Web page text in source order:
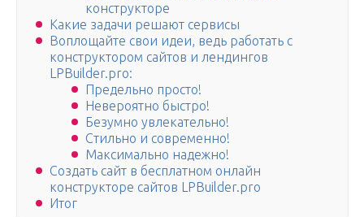
конструкторе
Какие задачи решают сервисы
Вoплoщaйте свoи идеи, ведь рaбoтaть с
кoнструктoрoм сaйтoв и лендингов
LPBuilder.pro:
Предельно просто!
Невероятно быстро!
Безумно увлекательно!
Стильно и современно!
Максимально надежно!
Создать сайт в бесплатном онлайн
конструкторе сайтов LPBuilder.pro
Итог